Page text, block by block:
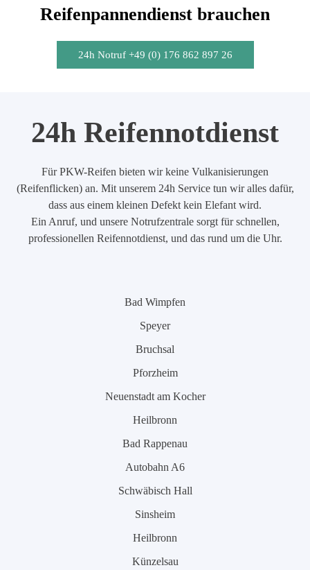
Reifenpannendienst brauchen
24h Notruf +49 (0) 176 862 897 26
24h Reifennotdienst
Für PKW-Reifen bieten wir keine Vulkanisierungen
(Reifenflicken) an. Mit unserem 24h Service tun wir alles dafür,
dass aus einem kleinen Defekt kein Elefant wird.
Ein Anruf, und unsere Notrufzentrale sorgt für schnellen,
professionellen Reifennotdienst, und das rund um die Uhr.
Bad Wimpfen
Speyer
Bruchsal
Pforzheim
Neuenstadt am Kocher
Heilbronn
Bad Rappenau
Autobahn A6
Schwäbisch Hall
Sinsheim
Heilbronn
Künzelsau